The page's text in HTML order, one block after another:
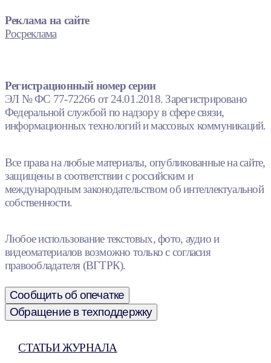
Реклама на сайте
Росреклама
Регистрационный номер серии
ЭЛ № ФС 77-72266 от 24.01.2018. Зарегистрировано
Федеральной службой по надзору в сфере связи,
информационных технологий и массовых коммуникаций.
Все права на любые материалы, опубликованные на сайте,
защищены в соответствии с российским и
международным законодательством об интеллектуальной
собственности.
Любое использование текстовых, фото, аудио и
видеоматериалов возможно только с согласия
правообладателя (ВГТРК).
Сообщить об опечатке
Обращение в техподдержку
СТАТЬИ ЖУРНАЛА